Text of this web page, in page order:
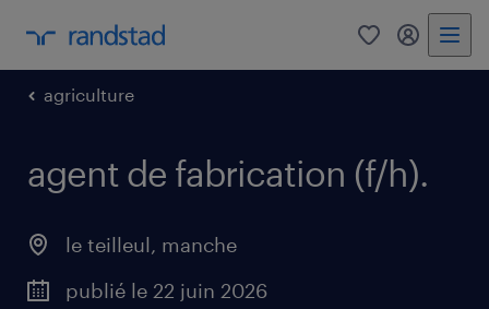
0 mon
agriculture
agent de fabrication (f/h).
le teilleul, manche
publié le 22 juin 2026